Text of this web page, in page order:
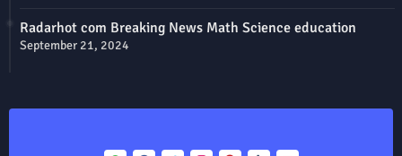
Radarhot com Breaking News Math Science education
September 21, 2024